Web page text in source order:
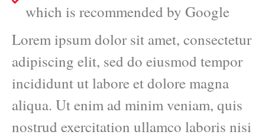
which is recommended by Google
Lorem ipsum dolor sit amet, consectetur
adipiscing elit, sed do eiusmod tempor
incididunt ut labore et dolore magna
aliqua. Ut enim ad minim veniam, quis
nostrud exercitation ullamco laboris nisi